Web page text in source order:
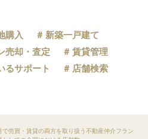
購入
新築一戸建て
売却・査定
賃貸管理
るサポート
店舗検索
売買・賃貸の両方を取り扱う不動産仲介フラン